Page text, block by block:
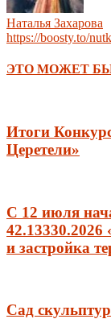
Наталья Захарова
https://boosty.to/
ЭТО МОЖЕТ
Итоги
Церетели»
С 12 июля
42.13330.2026
и застройка
Сад